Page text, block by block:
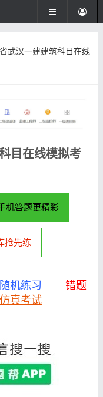
武汉一建建筑科目在线
目在线模拟考
机答题更精彩
抢先练
随机练习
错题
仿真考试